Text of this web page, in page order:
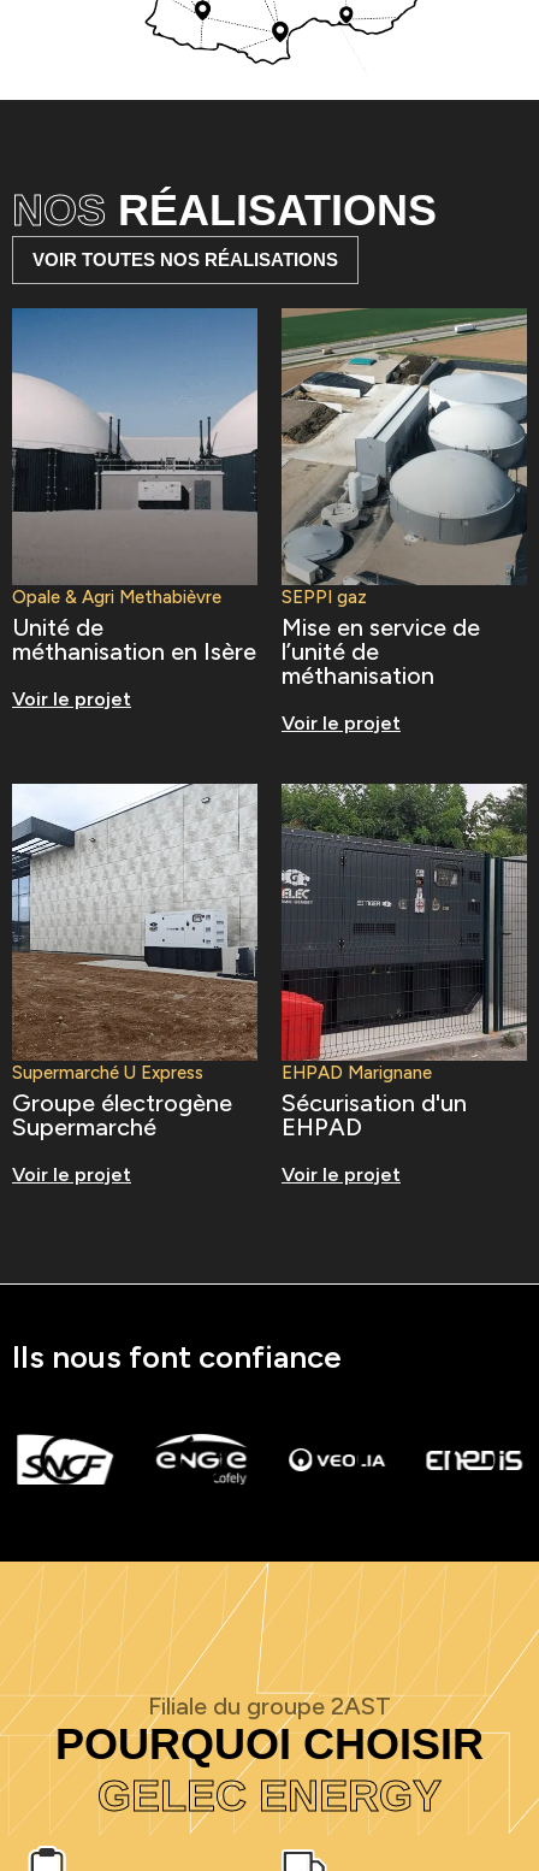
NOS RÉALISATIONS
VOIR TOUTES NOS RÉALISATIONS
Opale & Agri Methabièvre
Unité de
méthanisation en Isère
Voir le projet
SEPPI gaz
Mise en service de
l’unité de
méthanisation
Voir le projet
Supermarché U Express
Groupe électrogène
Supermarché
Voir le projet
EHPAD Marignane
Sécurisation d'un
EHPAD
Voir le projet
Ils nous font confiance
Filiale du groupe 2AST
POURQUOI CHOISIR
GELEC ENERGY